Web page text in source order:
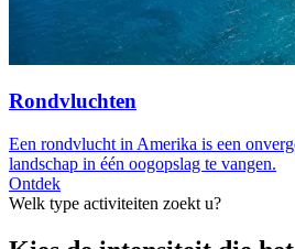
Rondvluchten
Een rondvlucht in Amerika is een
landschap in één oogopslag te vangen.
Ontdek
Welk type activiteiten zoekt u?